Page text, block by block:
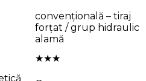
convențională – tiraj
forțat / grup hidraulic
alamă
★★★